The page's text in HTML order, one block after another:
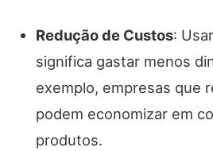
Redução de Custos:
significa gastar menos
exemplo, empresas que
podem economizar em
produtos.